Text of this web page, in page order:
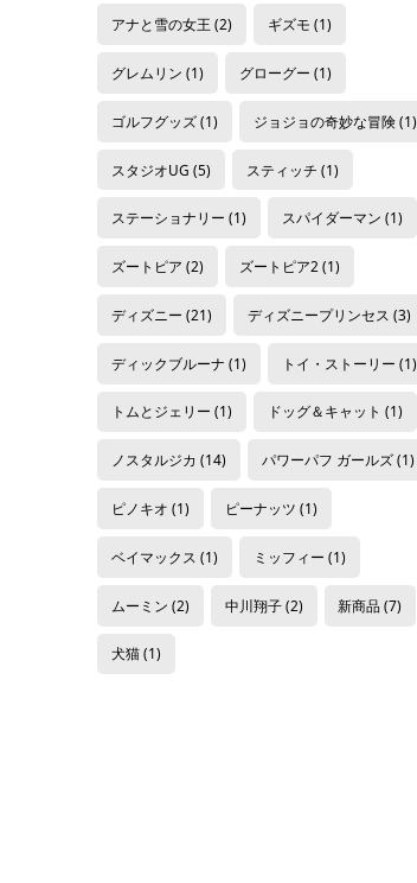
アナと雪の女王 (2) ギズモ (1)
グレムリン (1) グローグー (1)
ゴルフグッズ(1) ジョジョの奇妙な冒険(1)
スタジオUG (5) スティッチ (1)
ステーショナリー (1) スパイダーマン (1)
ズートピア (2) ズートピア2 (1)
ディズニー (21) ディズニープリンセス (3)
ディックブルーナ (1) トイ・ストーリー (1)
トムとジェリー (1) ドッグ＆キャット (1)
ノスタルジカ (14) パワーパフ ガールズ(1)
ピノキオ (1) ピーナッツ (1)
ベイマックス (1) ミッフィー (1)
ムーミン (2) 中川翔子(2) 新商品(7)
犬猫(1)